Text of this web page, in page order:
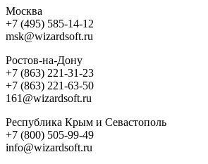
Москва
+7 (495) 585-14-12
msk@wizardsoft.ru
Ростов-на-Дону
+7 (863) 221-31-23
+7 (863) 221-63-50
161@wizardsoft.ru
Республика Крым и Севастополь
+7 (800) 505-99-49
info@wizardsoft.ru